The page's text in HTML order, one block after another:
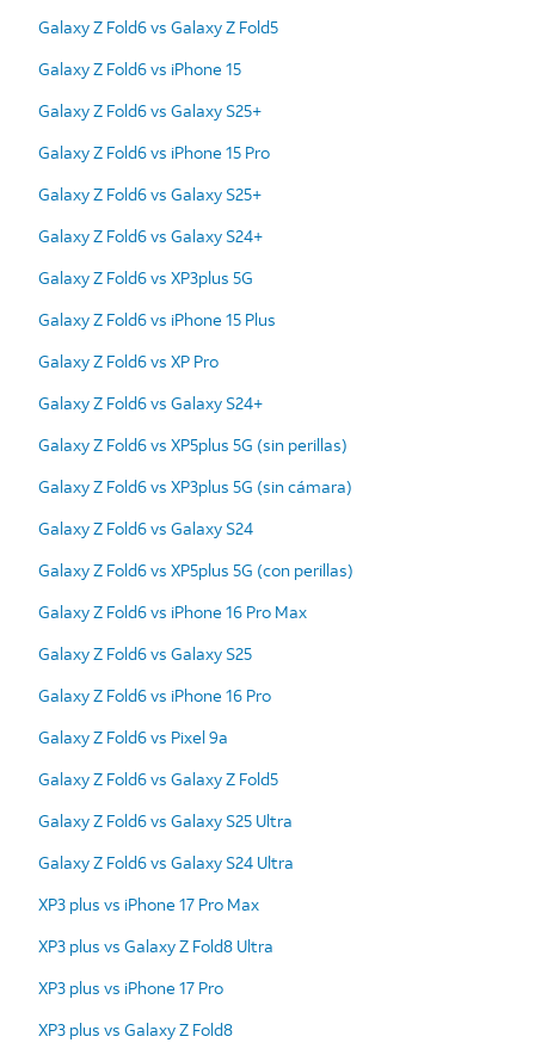
Galaxy Z Fold6 vs Galaxy Z Fold5
Galaxy Z Fold6 vs iPhone 15
Galaxy Z Fold6 vs Galaxy S25+
Galaxy Z Fold6 vs iPhone 15 Pro
Galaxy Z Fold6 vs Galaxy S25+
Galaxy Z Fold6 vs Galaxy S24+
Galaxy Z Fold6 vs XP3plus 5G
Galaxy Z Fold6 vs iPhone 15 Plus
Galaxy Z Fold6 vs XP Pro
Galaxy Z Fold6 vs Galaxy S24+
Galaxy Z Fold6 vs XP5plus 5G (sin perillas)
Galaxy Z Fold6 vs XP3plus 5G (sin cámara)
Galaxy Z Fold6 vs Galaxy S24
Galaxy Z Fold6 vs XP5plus 5G (con perillas)
Galaxy Z Fold6 vs iPhone 16 Pro Max
Galaxy Z Fold6 vs Galaxy S25
Galaxy Z Fold6 vs iPhone 16 Pro
Galaxy Z Fold6 vs Pixel 9a
Galaxy Z Fold6 vs Galaxy Z Fold5
Galaxy Z Fold6 vs Galaxy S25 Ultra
Galaxy Z Fold6 vs Galaxy S24 Ultra
XP3 plus vs iPhone 17 Pro Max
XP3 plus vs Galaxy Z Fold8 Ultra
XP3 plus vs iPhone 17 Pro
XP3 plus vs Galaxy Z Fold8